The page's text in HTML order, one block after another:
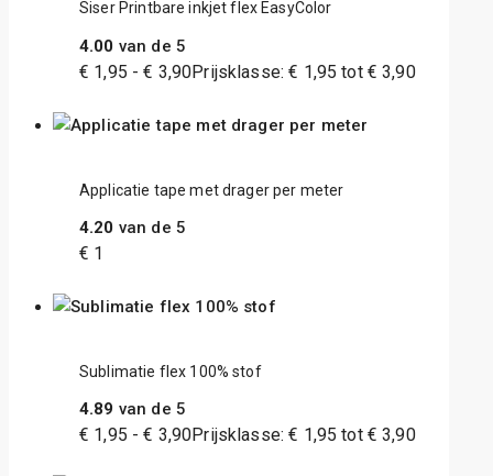
Siser Printbare inkjet flex EasyColor
4.00 van de 5
€ 1,95 - € 3,90Prijsklasse: € 1,95 tot € 3,90
Applicatie tape met drager per meter
4.20 van de 5
€ 1
Sublimatie flex 100% stof
4.89 van de 5
€ 1,95 - € 3,90Prijsklasse: € 1,95 tot € 3,90